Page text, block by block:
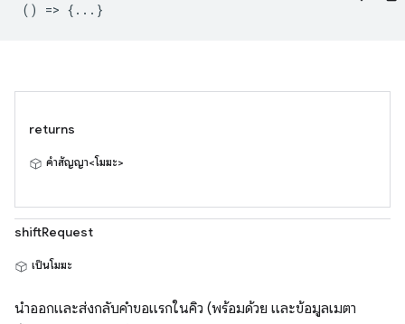
() => {...}
returns
คำสัญญา<โมฆะ>
shiftRequest
เป็นโมฆะ
นำออกและส่งกลับคำขอแรกในคิว (พร้อมด้วย และข้อมูลเมตา